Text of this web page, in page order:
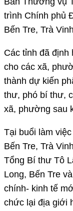
trình Chính phủ
Bến Tre, Trà
Các tỉnh đã định
cho các xã,
thành dự kiến
thư, phó bí thư,
xã, phường sau
Tại buổi làm
Bến Tre, Trà
Tổng Bí thư Tô
Long, Bến Tre
chính- kinh tế
chức lại địa giới